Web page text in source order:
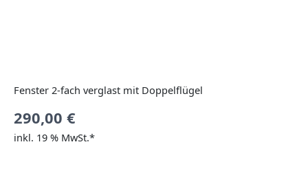
Fenster 2-fach verglast mit Doppelflügel
290,00 €
inkl. 19 % MwSt.*